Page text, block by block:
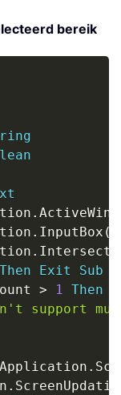
bereik
.
. InputBox (
. Intersect
Then Exit
Sub
> 1 Then
support
.
.